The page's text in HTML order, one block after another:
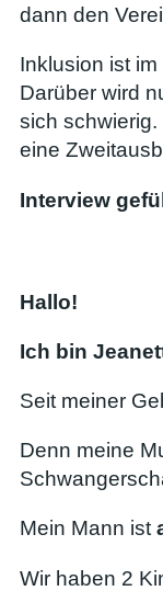
dann den
Inklusion ist
Darüber wird
sich
eine
Interview
Hallo!
Ich bin
Seit meiner
Denn meine
Mein Mann ist
Wir haben 2